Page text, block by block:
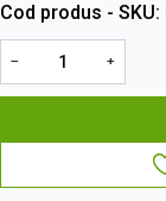
Cod produs - SKU
− +